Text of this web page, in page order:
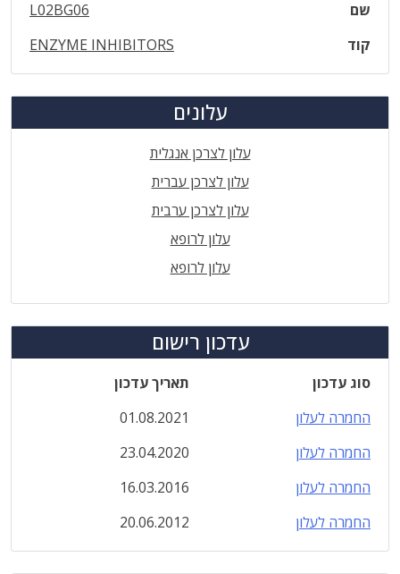
שם
L02BG06
קוד
ENZYME INHIBITORS
עלונים
עלון לצרכן אנגלית
עלון לצרכן עברית
עלון לצרכן ערבית
עלון לרופא
עלון לרופא
עדכון רישום
סוג עדכון
תאריך עדכון
החמרה לעלון
01.08.2021
החמרה לעלון
23.04.2020
החמרה לעלון
16.03.2016
החמרה לעלון
20.06.2012